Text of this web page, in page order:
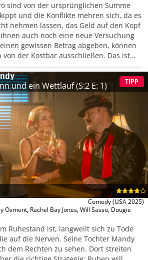
sind von der ursprünglichen Summe
und die Konflikte mehren sich, da es
nehmen lassen, das Geld auf den Kopf
auch noch eine neue Versuchung
gewissen Betrag abgeben, können
von der Kostbar ausschließen. Das ist
nutzen könnte.
und ein Wettlauf(S:2 E: 1) TIPP
Comedy(USA 2025)
Osment, Rachel Bay Jones,Will Sasso, Dougie
Ruhestand ist, langweilt sich zu Tode
auf die Nerven. Seine Tochter Mandy
dem Rechten zu sehen. Dort streiten